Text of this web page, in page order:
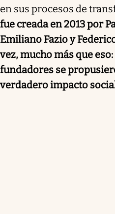
en sus procesos de
fue creada en 2013 por
Emiliano Fazio y
vez, mucho más que
fundadores se
verdadero impacto